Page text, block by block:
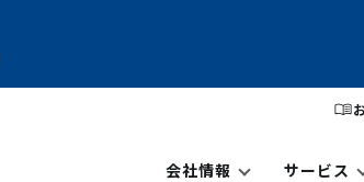
会社情報 サービス